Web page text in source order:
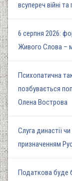
всупереч війні
6 серпня 2026:
Живого Слова –
Психопатична
позбувається
Олена Вострова
Слуга династії
призначенням
Податкова буде